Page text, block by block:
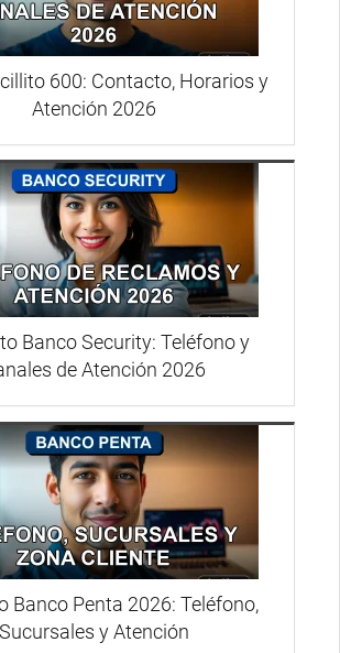
600: Contacto, Horarios y
Atención 2026
Banco Security: Teléfono y
de Atención 2026
Banco Penta 2026: Teléfono,
Sucursales y Atención